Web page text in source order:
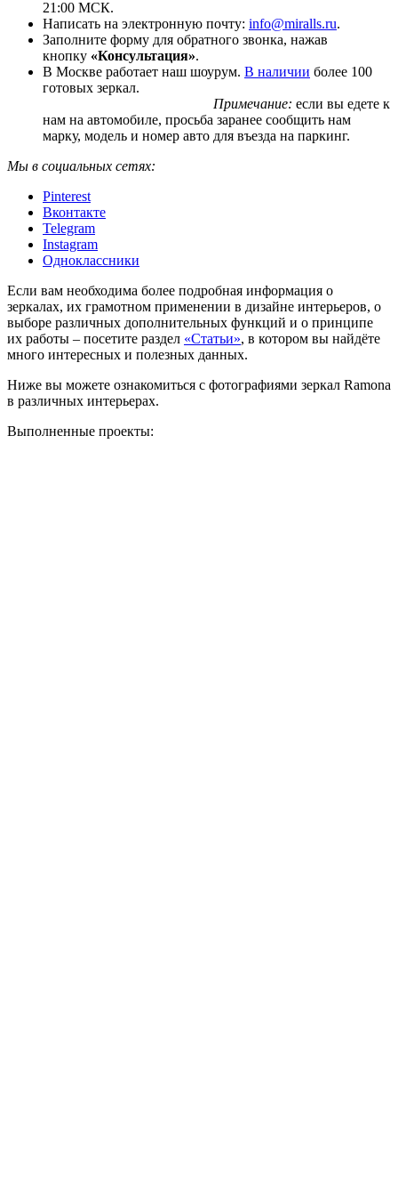
21:00 МСК.
Написать на электронную почту: info@miralls.ru.
Заполните форму для обратного звонка, нажав
кнопку «Консультация».
В Москве работает наш шоурум. В наличии более 100
готовых зеркал.
Примечание: если вы едете к
нам на автомобиле, просьба заранее сообщить нам
марку, модель и номер авто для въезда на паркинг.
Мы в социальных сетях:
Pinterest
Вконтакте
Telegram
Instagram
Одноклассники
Если вам необходима более подробная информация о
зеркалах, их грамотном применении в дизайне интерьеров, о
выборе различных дополнительных функций и о принципе
их работы – посетите раздел «Статьи», в котором вы найдёте
много интересных и полезных данных.
Ниже вы можете ознакомиться с фотографиями зеркал Ramona
в различных интерьерах.
Выполненные проекты: